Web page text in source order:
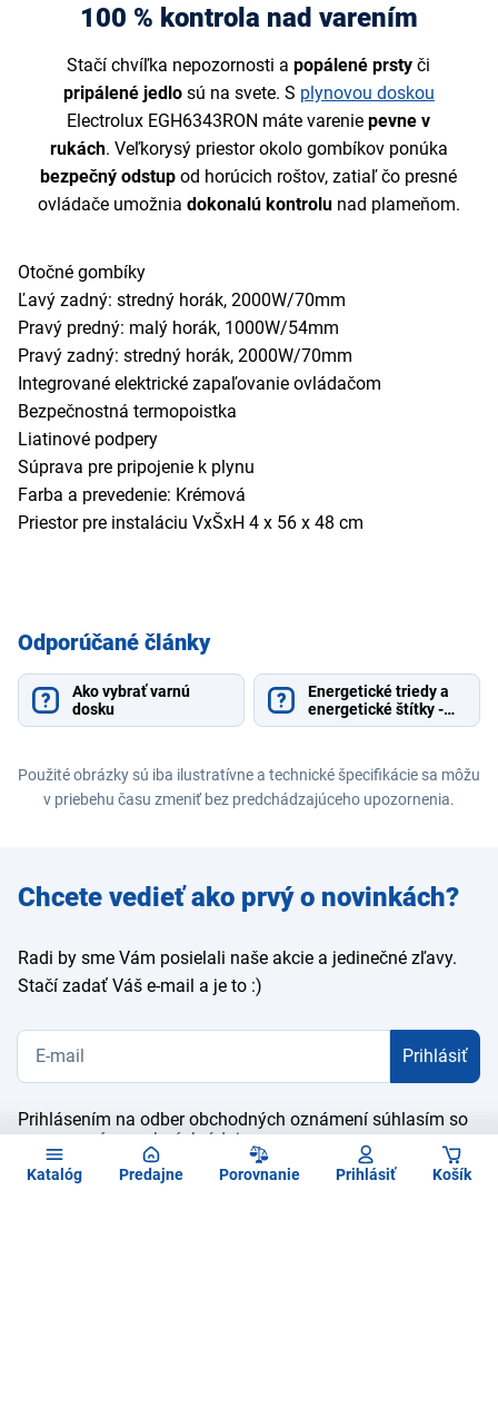
Katalóg Predajne Porovnanie Prihlásiť Košík
100 % kontrola nad varením
Stačí chvíľka nepozornosti a popálené prsty či
pripálené jedlo sú na svete. S plynovou doskou
Electrolux EGH6343RON máte vareniepevne v
rukách. Veľkorysý priestor okolo gombíkov ponúka
bezpečný odstup od horúcich roštov, zatiaľ čo presné
ovládače umožnia dokonalú kontrolu nad plameňom.
Otočné gombíky
Ľavý zadný: stredný horák, 2000W/70mm
Pravý predný: malý horák, 1000W/54mm
Pravý zadný: stredný horák, 2000W/70mm
Integrované elektrické zapaľovanie ovládačom
Bezpečnostná termopoistka
Liatinové podpery
Súprava pre pripojenie k plynu
Farba a prevedenie: Krémová
Priestor pre instaláciu VxŠxH 4 x 56 x 48 cm
Odporúčané články
Ako vybrať varnú
dosku
Energetické triedy a
energetické štítky -
vysvetlenie
Použité obrázky sú iba ilustratívne a technické špecifikácie sa môžu
v priebehu času zmeniť bez predchádzajúceho upozornenia.
Zadajte
e-mail
Chcete vedieť ako prvý o novinkách?
Radi by sme Vám posielali naše akcie a jedinečné zľavy.
Stačí zadať Váš e-mail a je to :)
Prihlásiť
Prihlásením na odber obchodných oznámení súhlasím so
spracovaním osobných údajov